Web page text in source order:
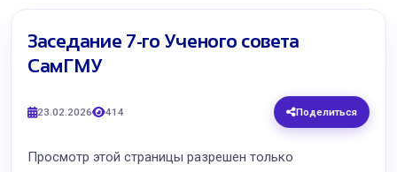
​Заседание 7-го Ученого совета
СамГМУ
23.02.2026 414 Поделиться
Просмотр этой страницы разрешен только